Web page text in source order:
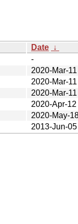
Date ↓
-
2020-Mar-
2020-Mar-
2020-Mar-
2020-Apr-12
2020-May-
2013-Jun-